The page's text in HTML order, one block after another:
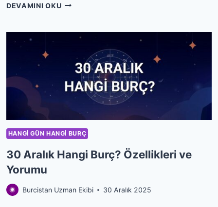
DEVAMINI OKU31
BURÇ?
ÖZELLIKLERI
YORUMU
HANGI GÜN HANGI BURÇ
30 Aralık Hangi Burç? Özellikleri ve
Yorumu
Burcistan Uzman Ekibi 30 Aralık 2025